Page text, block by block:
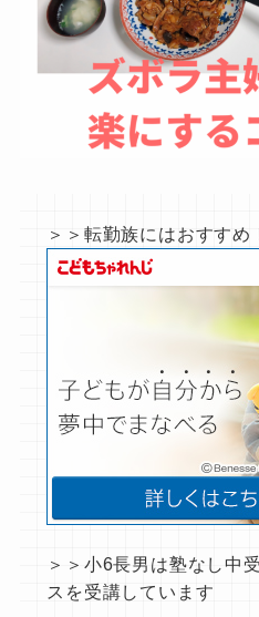
＞＞転勤族にはおすすめ
＞＞小6長男は塾なし中
スを受講しています